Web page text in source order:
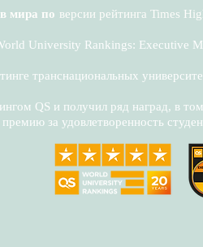
мира по версии рейтинга Times
University Rankings: Executive
транснациональных
QS и получил ряд наград, в
за удовлетворенность